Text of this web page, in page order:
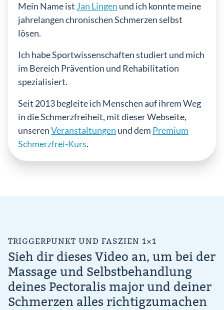
Mein Name ist Jan Lingen und ich konnte meine
jahrelangen chronischen Schmerzen selbst
lösen.
Ich habe Sportwissenschaften studiert und mich
im Bereich Prävention und Rehabilitation
spezialisiert.
Seit 2013 begleite ich Menschen auf ihrem Weg
in die Schmerzfreiheit, mit dieser Webseite,
unserenVeranstaltungen und dem Premium
Schmerzfrei-Kurs.
TRIGGERPUNKT UND FASZIEN 1×1
Sieh dir dieses Video an, um bei der
Massage und Selbstbehandlung
deines Pectoralis major und deiner
Schmerzen alles richtigzumachen